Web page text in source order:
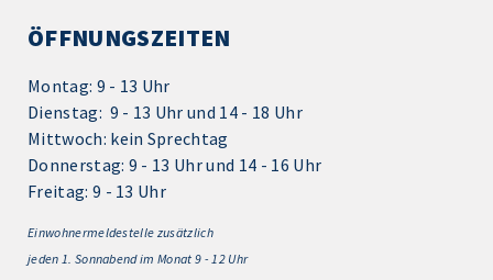
ÖFFNUNGSZEITEN
Montag: 9 - 13 Uhr
Dienstag: 9 - 13 Uhr und 14 - 18 Uhr
Mittwoch: kein Sprechtag
Donnerstag: 9 - 13 Uhr und 14 - 16 Uhr
Freitag: 9 - 13 Uhr
Einwohnermeldestelle zusätzlich
jeden 1. Sonnabend im Monat 9 - 12 Uhr